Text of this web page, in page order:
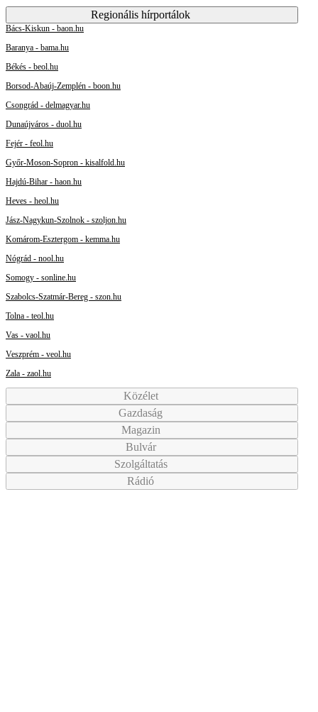
Regionális hírportálok
Bács-Kiskun - baon.hu
Baranya - bama.hu
Békés - beol.hu
Borsod-Abaúj-Zemplén - boon.hu
Csongrád - delmagyar.hu
Dunaújváros - duol.hu
Fejér - feol.hu
Győr-Moson-Sopron - kisalfold.hu
Hajdú-Bihar - haon.hu
Heves - heol.hu
Jász-Nagykun-Szolnok - szoljon.hu
Komárom-Esztergom - kemma.hu
Nógrád - nool.hu
Somogy - sonline.hu
Szabolcs-Szatmár-Bereg - szon.hu
Tolna - teol.hu
Vas - vaol.hu
Veszprém - veol.hu
Zala - zaol.hu
Közélet
Gazdaság
Magazin
Bulvár
Szolgáltatás
Rádió